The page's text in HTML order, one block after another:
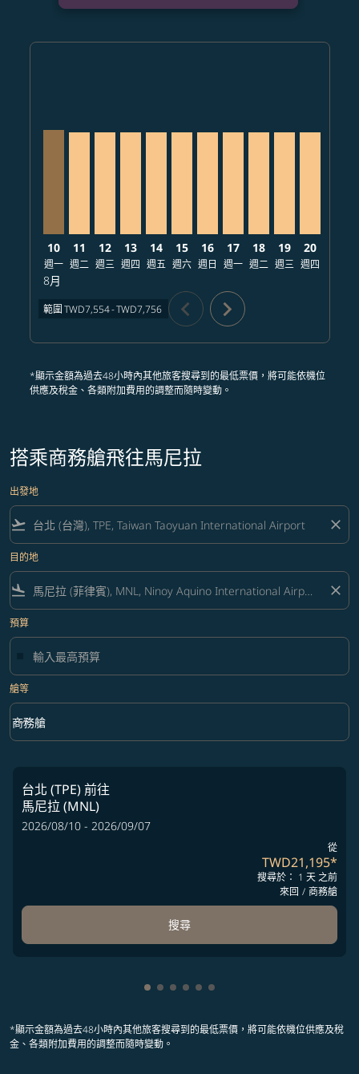
10
週一
8月
11
週二
12
週三
13
週四
14
週五
15
週六
16
週日
17
週一
18
週二
19
週三
20
週四
範圍TWD7,554-TWD7,756 chevron_left chevron_right
*顯示金額為過去48小時內其他旅客搜尋到的最低票價，將可能依機位
供應及稅金、各類附加費用的調整而隨時變動。
搭乘商務艙飛往馬尼拉
出發地
flight_takeoff close
目的地
flight_land close
預算
艙等
艙等 option 商務艙 Selected
商務艙
keyboard_arrow_down
台北 (TPE)前往
馬尼拉 (MNL)
2026/08/10 - 2026/09/07
從
TWD21,195*
搜尋於： 1 天 之前
來回 / 商務艙
搜尋
顯示 cmp-pagination-showing-
顯示 cmp-pagination-showing-
顯示 cmp-pagination-
顯示 cmp-pagination-
顯示 cmp-pagination-
顯示 cmp-pagination-
*顯示金額為過去48小時內其他旅客搜尋到的最低票價，將可能依機位供應及稅
金、各類附加費用的調整而隨時變動。